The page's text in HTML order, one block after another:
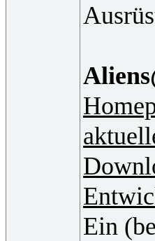
Ein